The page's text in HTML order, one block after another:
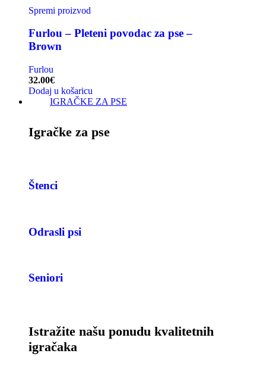
Spremi proizvod
Furlou – Pleteni povodac za pse –
Brown
Furlou
32.00€
Dodaj u košaricu
IGRAČKE ZA PSE
Igračke za pse
Štenci
Odrasli psi
Seniori
Istražite našu ponudu kvalitetnih
igračaka